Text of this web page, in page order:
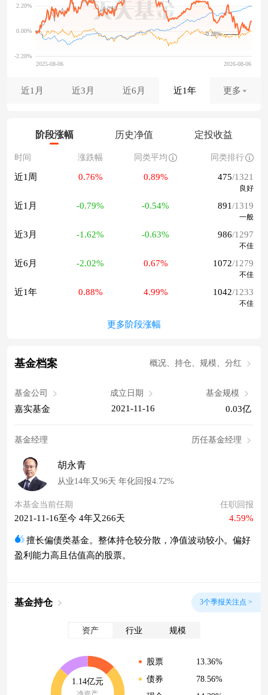
-0.28%
近1月 近3月 近6月 近1年 更多
阶段涨幅 历史净值 定投收益
时间 涨跌幅 同类平均 同类排行
近1周 0.76% 0.89% 475/1321
良好
近1月 -0.79% -0.54% 891/1319
一般
近3月 -1.62% -0.63% 986/1297
不佳
近6月 -2.02% 0.67% 1072/1279
不佳
近1年 0.88% 4.99% 1042/1233
不佳
更多阶段涨幅
基金档案 概况、持仓、规模、分红
基金公司
嘉实基金
成立日期
2021-11-16
基金规模
0.03亿
基金经理 历任基金经理
胡永青
从业14年又96天 年化回报4.72%
本基金当前任期
2021-11-16至今 4年又266天
任职回报
4.59%
擅长偏债类基金。整体持仓较分散，净值波动较小。偏好
盈利能力高且估值高的股票。
基金持仓 3个季报关注点 >
资产 行业 规模
1.14亿元
股票
13.36%
债券
78.56%